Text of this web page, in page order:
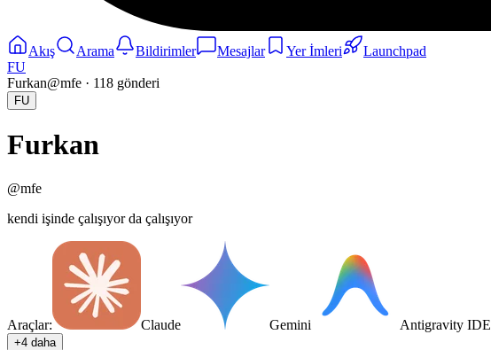
Akış Arama Bildirimler Mesajlar Yer İmleri
Launchpad
FU
Furkan@mfe · 118 gönderi
FU
Furkan
@mfe
kendi işinde çalışıyor da çalışıyor
Araçlar: Claude Gemini Antigravity IDE
+4 daha